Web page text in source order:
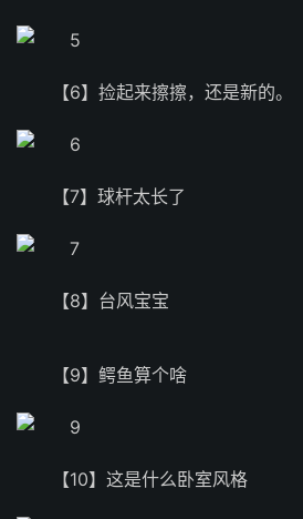
【6】​捡起来擦擦，还是新的。
【7】球杆太长了
【8】台风宝宝
【9】鳄鱼算个啥
【10】这是什么卧室风格